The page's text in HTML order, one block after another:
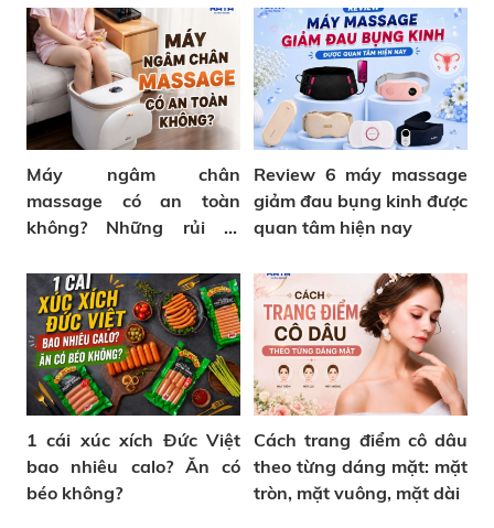
Máy ngâm chân
massage có an toàn
không? Những rủi ro
Review 6 máy massage
giảm đau bụng kinh được
quan tâm hiện nay
1 cái xúc xích Đức Việt
bao nhiêu calo? Ăn có
béo không?
Cách trang điểm cô dâu
theo từng dáng mặt: mặt
tròn, mặt vuông, mặt dài